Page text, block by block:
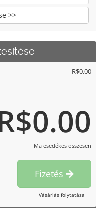
>>
R$0.00
Ma esedékes összesen
Fizetés
Vásárlás folytatása